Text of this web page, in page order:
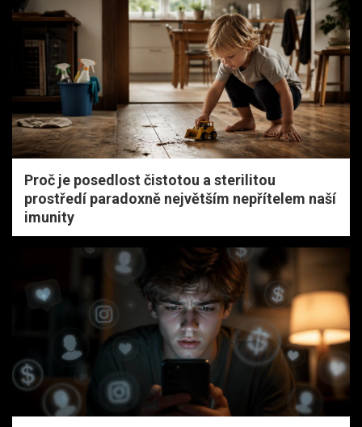
Proč je posedlost čistotou a sterilitou
prostředí paradoxně největším nepřítelem naší
imunity